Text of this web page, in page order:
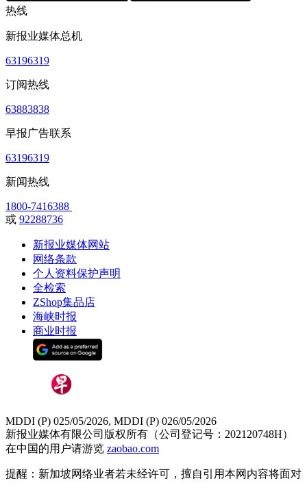
热线
新报业媒体总机
63196319
订阅热线
63883838
早报广告联系
63196319
新闻热线
1800-7416388
或 92288736
新报业媒体网站
网络条款
个人资料保护声明
全检索
ZShop集品店
海峡时报
商业时报
MDDI (P) 025/05/2026, MDDI (P) 026/05/2026
新报业媒体有限公司版权所有（公司登记号：202120748H）
在中国的用户请游览 zaobao.com
提醒：新加坡网络业者若未经许可，擅自引用本网内容将面对